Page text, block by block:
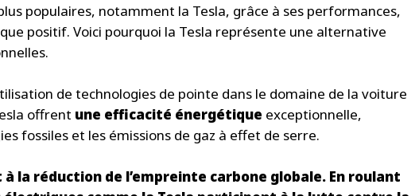
populaires, notamment la Tesla, grâce à ses performances,
positif. Voici pourquoi la Tesla représente une alternative
de technologies de pointe dans le domaine de la voiture
offrent une efficacité énergétique exceptionnelle,
fossiles et les émissions de gaz à effet de serre.
la réduction de l’empreinte carbone globale. En roulant